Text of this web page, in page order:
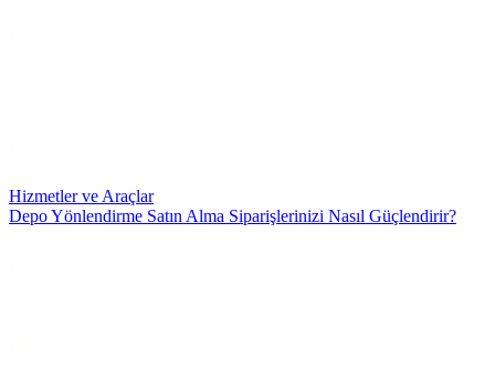
Hizmetler ve Araçlar
Depo Yönlendirme Satın Alma Siparişlerinizi Nasıl Güçlendirir?